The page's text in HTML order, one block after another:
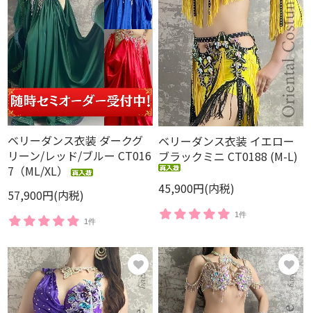
ベリーダンス衣装 ダークグ
リーン/レッド/ブルー CT016
7（ML/XL）
57,900円(内税)
1件
ベリーダンス衣装 イエロー
ブラックミニ CT0188 (M-L)
45,900円(内税)
1件